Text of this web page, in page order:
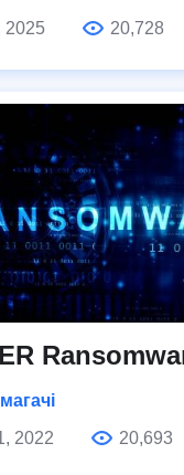
2025 20,728
2022
20,693